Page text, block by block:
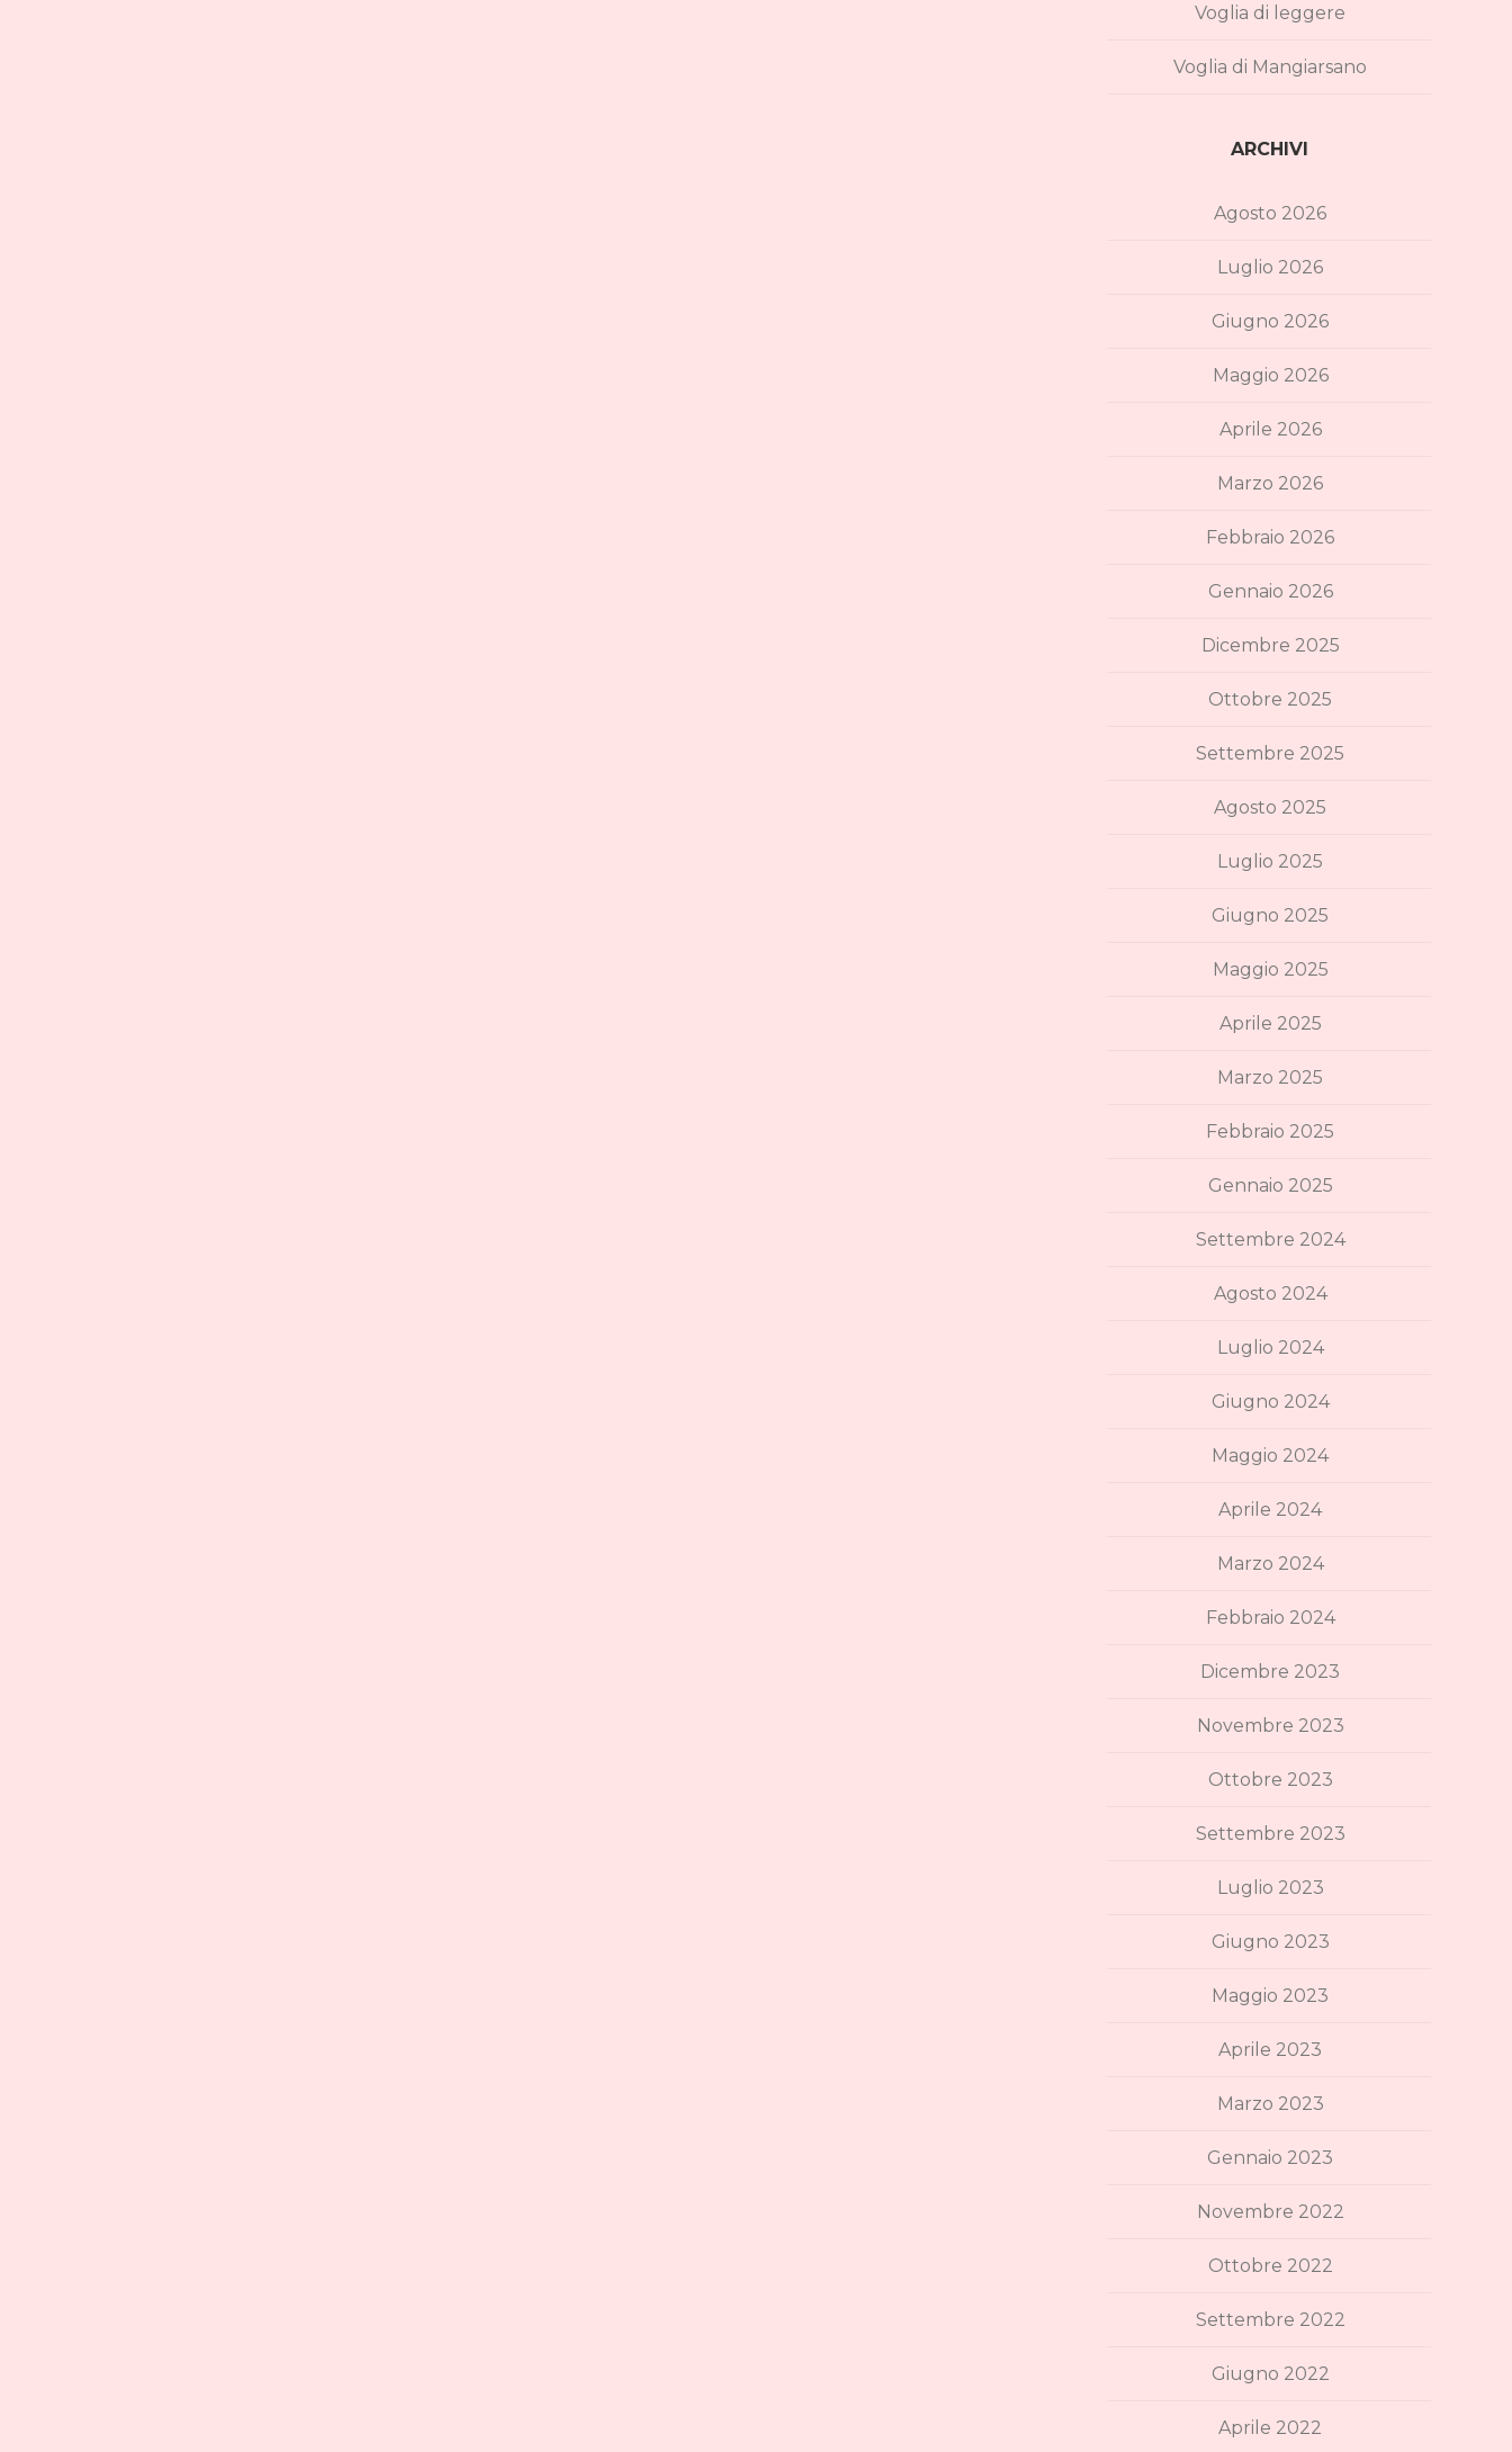
Voglia di leggere
Voglia di Mangiarsano
ARCHIVI
Agosto 2026
Luglio 2026
Giugno 2026
Maggio 2026
Aprile 2026
Marzo 2026
Febbraio 2026
Gennaio 2026
Dicembre 2025
Ottobre 2025
Settembre 2025
Agosto 2025
Luglio 2025
Giugno 2025
Maggio 2025
Aprile 2025
Marzo 2025
Febbraio 2025
Gennaio 2025
Settembre 2024
Agosto 2024
Luglio 2024
Giugno 2024
Maggio 2024
Aprile 2024
Marzo 2024
Febbraio 2024
Dicembre 2023
Novembre 2023
Ottobre 2023
Settembre 2023
Luglio 2023
Giugno 2023
Maggio 2023
Aprile 2023
Marzo 2023
Gennaio 2023
Novembre 2022
Ottobre 2022
Settembre 2022
Giugno 2022
Aprile 2022